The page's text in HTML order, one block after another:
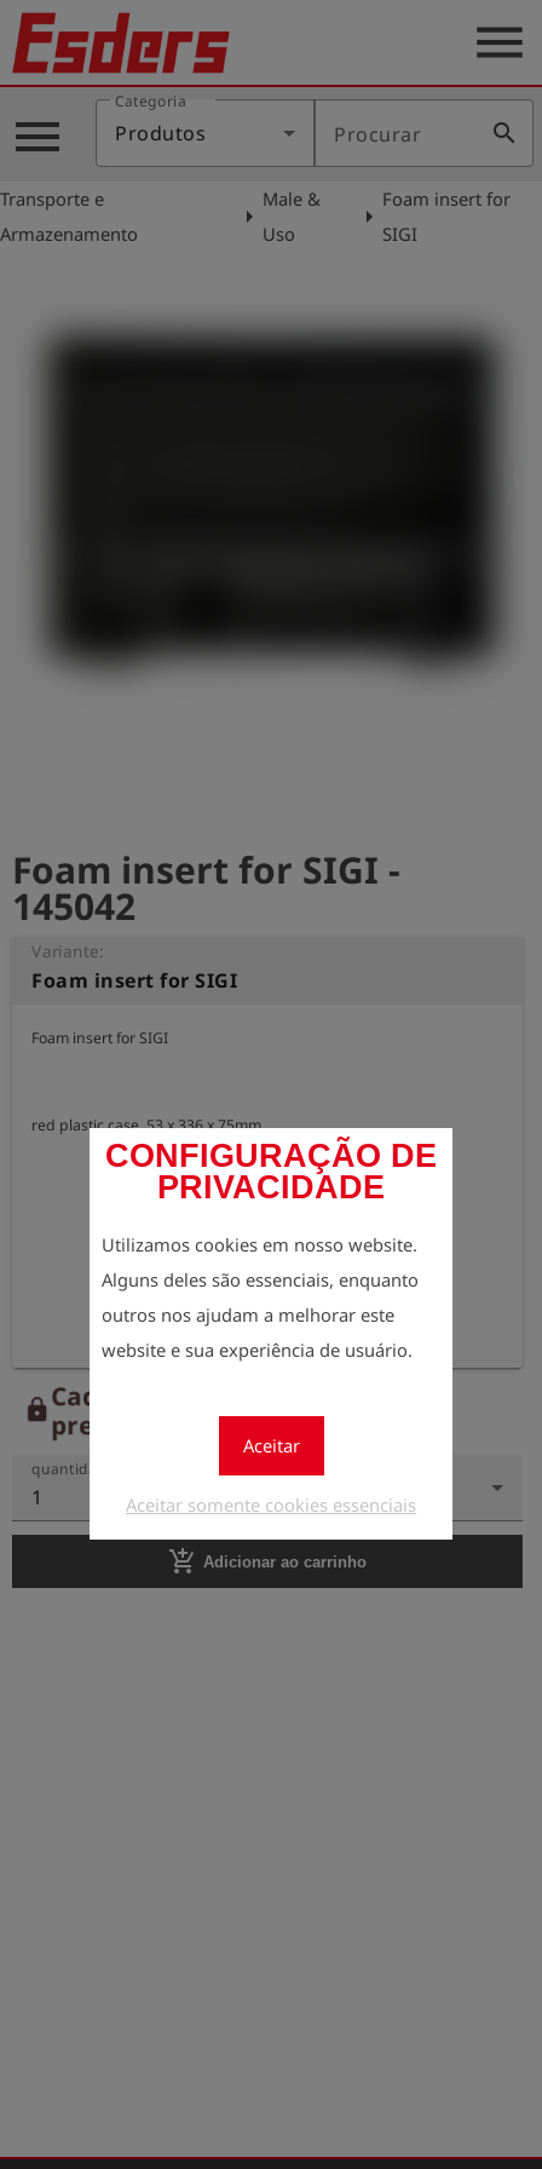
Produtos
account_circle Conecte-
Registro
CONFIGURAÇÃO DE
PRIVACIDADE
Utilizamos cookies em nosso website.
Alguns deles são essenciais, enquanto
outros nos ajudam a melhorar este
website e sua experiência de usuário.
Aceitar
Aceitar somente cookies essenciais
menu
menu
Categoria
Produtos Procurar search
Transporte e
Armazenamento
arrow_right
Male &
Uso
arrow_right
Foam insert for
SIGI
Foam insert for SIGI -
145042
Variante:
Foam insert for SIGI
Foam insert for SIGI
red plastic case, 53 x 336 x 75mm
lockCadastre-se agora para ver os
preços.
quantidade
1
add_shopping_cart Adicionar ao carrinho